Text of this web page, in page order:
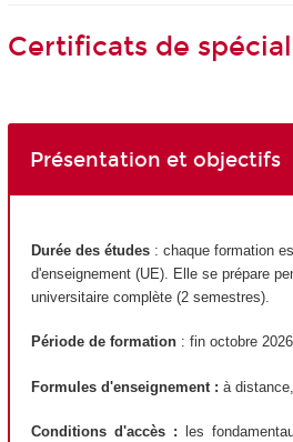
Certificats de
Présentation et objectifs
Durée des études : chaque formation
d'enseignement (UE). Elle se prépare
universitaire complète (2 semestres).
Période de formation : fin octobre
Formules d'enseignement : à
Conditions d'accès :
les